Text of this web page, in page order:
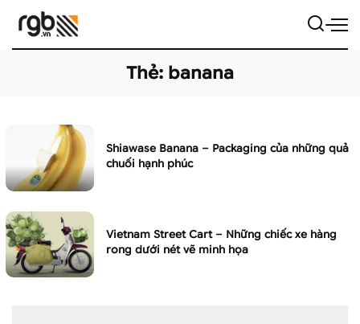
Thẻ: banana
Shiawase Banana – Packaging của những quả
chuối hạnh phúc
Vietnam Street Cart – Những chiếc xe hàng
rong dưới nét vẽ minh họa